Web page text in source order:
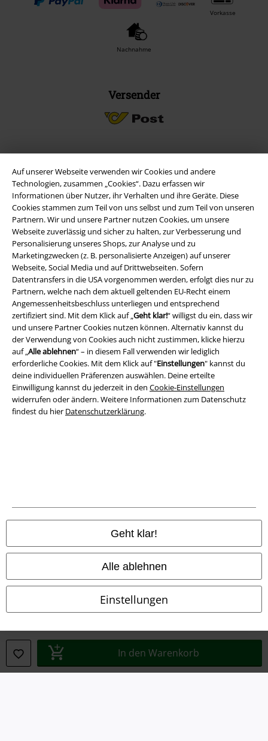
Auf unserer Webseite verwenden wir Cookies und andere
Technologien, zusammen „Cookies“. Dazu erfassen wir
Informationen über Nutzer, ihr Verhalten und ihre Geräte. Diese
Cookies stammen zum Teil von uns selbst und zum Teil von unseren
Partnern. Wir und unsere Partner nutzen Cookies, um unsere
Webseite zuverlässig und sicher zu halten, zur Verbesserung und
Personalisierung unseres Shops, zur Analyse und zu
Marketingzwecken (z. B. personalisierte Anzeigen) auf unserer
Webseite, Social Media und auf Drittwebseiten. Sofern
Datentransfers in die USA vorgenommen werden, erfolgt dies nur zu
Partnern, welche nach dem aktuell geltenden EU-Recht einem
Angemessenheitsbeschluss unterliegen und entsprechend
zertifiziert sind. Mit dem Klick auf „Geht klar!“ willigst du ein, dass wir
und unsere Partner Cookies nutzen können. Alternativ kannst du
der Verwendung von Cookies auch nicht zustimmen, klicke hierzu
auf „Alle ablehnen“ – in diesem Fall verwenden wir lediglich
erforderliche Cookies. Mit dem Klick auf "Einstellungen" kannst du
deine individuellen Präferenzen auswählen. Deine erteilte
Einwilligung kannst du jederzeit in den Cookie-Einstellungen
widerrufen oder ändern. Weitere Informationen zum Datenschutz
findest du hier Datenschutzerklärung.
Geht klar!
Alle ablehnen
Einstellungen
In den Warenkorb
Vorkasse
Nachnahme
Versender
EMP App
Lade dir jetzt kostenlos unsere neue EMP App runter und genieße
die vielen neuen Funktionen und Vorteile!
A Warner Music Group Company
Datenschutz
Entsorgung und Umweltschutz
Information zur Barrierefreiheit
Cookie-Einstellungen
Vertrag widerrufen